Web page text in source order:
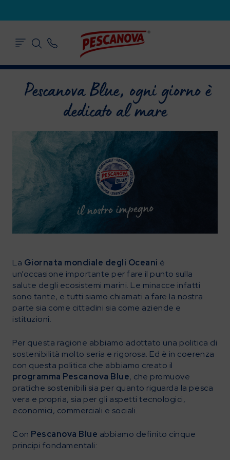
Pescanova Blue, ogni giorno è
dedicato al mare
La Giornata mondiale degli Oceani è
un’occasione importante per fare il punto sulla
salute degli ecosistemi marini. Le minacce infatti
sono tante, e tutti siamo chiamati a fare la nostra
parte sia come cittadini sia come aziende e
istituzioni.
Per questa ragione abbiamo adottato una politica di
sostenibilità molto seria e rigorosa. Ed è in coerenza
con questa politica che abbiamo creato il
programma Pescanova Blue, che promuove
pratiche sostenibili sia per quanto riguarda la pesca
vera e propria, sia per gli aspetti tecnologici,
economici, commerciali e sociali.
Con Pescanova Blue abbiamo definito cinque
principi fondamentali: